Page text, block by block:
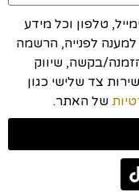
טלפון וכל מידע
למענה לפנייה, הרשמה
בקשה, שיווק
צד שלישי כגון
של האתר.